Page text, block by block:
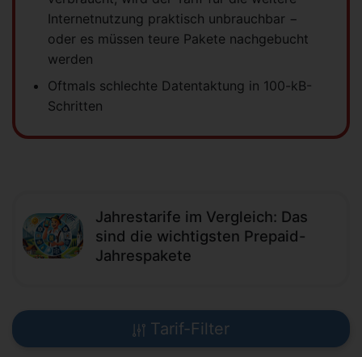
Internetnutzung praktisch unbrauchbar −
oder es müssen teure Pakete nachgebucht
werden
Oftmals schlechte Datentaktung in 100-kB-
Schritten
Jahrestarife im Vergleich: Das
sind die wichtigsten Prepaid-
Jahrespakete
Tarif-Filter